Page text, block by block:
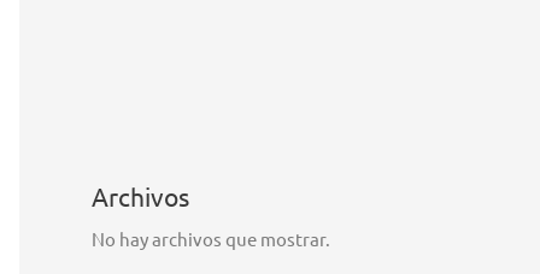
Archivos
No hay archivos que mostrar.